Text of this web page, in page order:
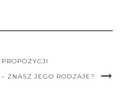
ZNASZ JEGO RODZAJE?